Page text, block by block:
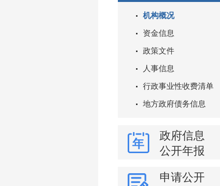
机构概况
资金信息
政策文件
人事信息
行政事业性收费清单
地方政府债务信息
政府信息
公开年报
申请公开